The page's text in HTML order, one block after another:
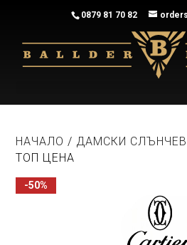
0879 81 70 82
НАЧАЛО / ДАМСКИ
ТОП ЦЕНА
-50%